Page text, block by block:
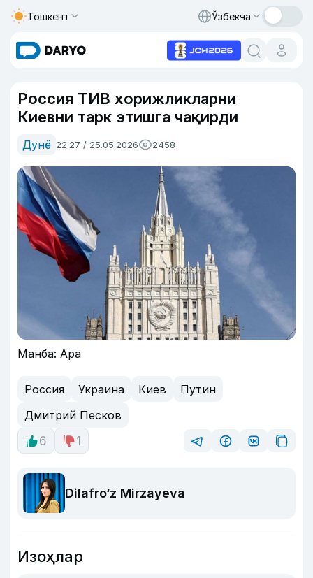
Тошкент Ўзбекча
Россия ТИВ хорижликларни
Киевни тарк этишга чақирди
Дунё 22:27 / 25.05.2026 2458
Манба: Apa
Россия Украина Киев
Путин
Дмитрий Песков
6
1
Dilafro‘z Mirzayeva
Изоҳлар